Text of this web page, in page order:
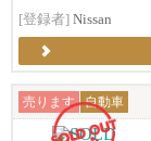
[登録者] Nissan
売ります 自動車